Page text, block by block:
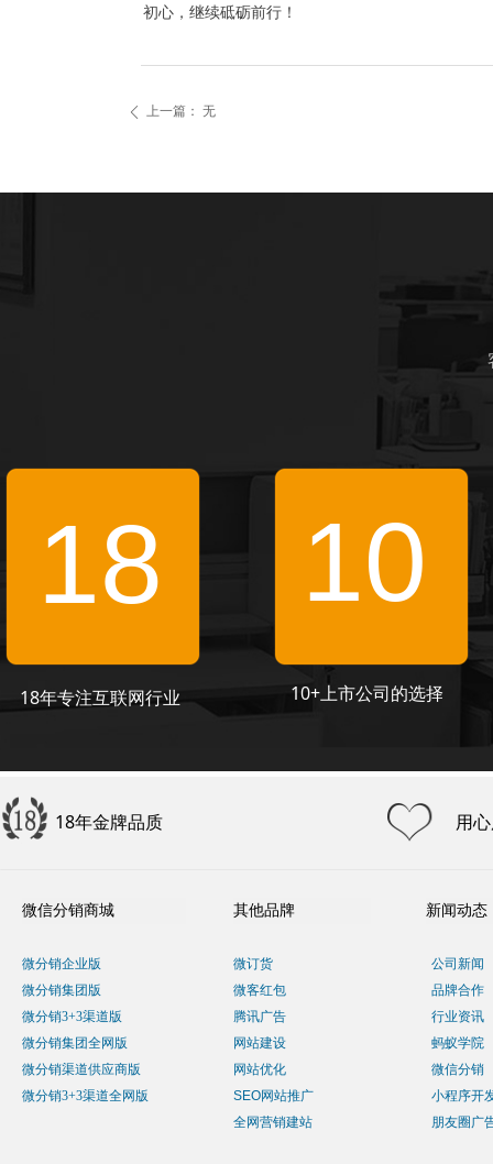
初心，继续砥砺前行！
ꄴ 上一篇： 无
18年专注互联网行业 10+上市公司的选择
微信分销商城 其他品牌 新闻动态
18年金牌品质 用
微分销企业版
微分销集团版
微分销3+3渠道版
微分销集团全网版
微分销渠道供应商版
微分销3+3渠道全网版
微订货
微客红包
腾讯广告
网站建设
网站优化
SEO网站推广
全网营销建站
公司新闻
品牌合作
行业资讯
蚂蚁学院
微信分销
小程序开
朋友圈广
18 10